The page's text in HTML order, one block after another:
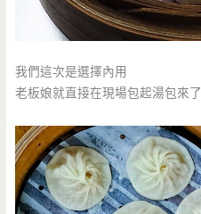
我們這次是選擇內用
老板娘就直接在現場包起湯包來了